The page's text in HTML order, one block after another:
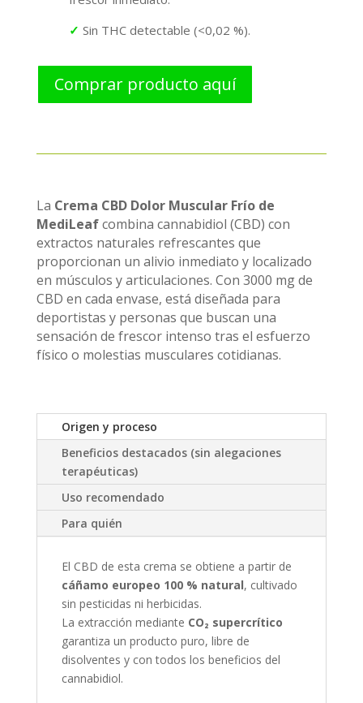
✓ Sin THC detectable (<0,02 %).
Comprar producto aquí
La Crema CBD Dolor Muscular Frío de
MediLeafcombina cannabidiol (CBD) con
extractos naturales refrescantes que
proporcionan un alivio inmediato y localizado
en músculos y articulaciones. Con 3000 mg de
CBD en cada envase, está diseñada para
deportistas y personas que buscan una
sensación de frescor intenso tras el esfuerzo
físico o molestias musculares cotidianas.
Origen y proceso
Beneficios destacados (sin alegaciones
terapéuticas)
Uso recomendado
Para quién
El CBD de esta crema se obtiene a partir de
cáñamo europeo 100 % natural, cultivado
sin pesticidas ni herbicidas.
La extracción mediante CO₂ supercrítico
garantiza un producto puro, libre de
disolventes y con todos los beneficios del
cannabidiol.